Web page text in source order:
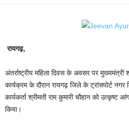
रायगढ़,
अंतर्राष्ट्रीय महिला दिवस के अवसर पर मुख्यमंत्री
कार्यक्रम के दौरान रायगढ़ जिले के ट्रांसपोर्ट
कार्यकर्ता श्रीमती राम कुमारी चौहान को उत्कृष्ट
किया।